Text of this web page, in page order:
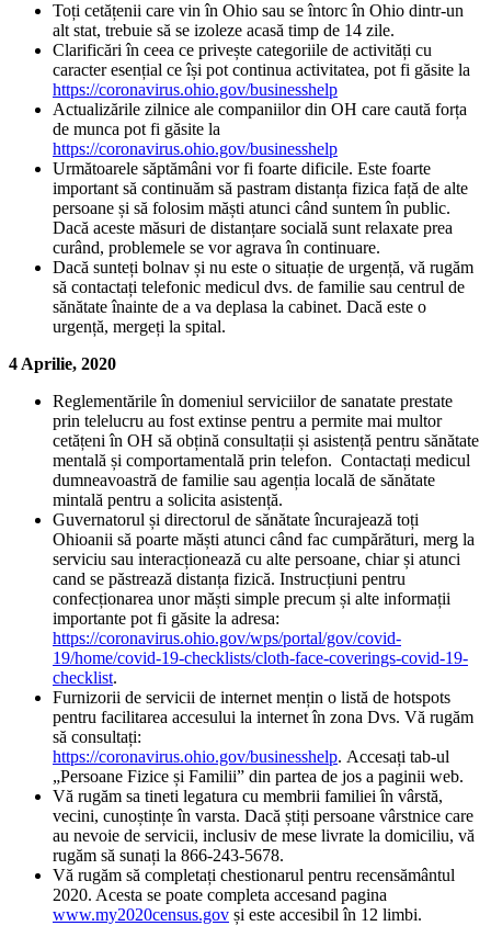
Toți cetățenii care vin în Ohio sau se întorc în Ohio dintr-un
alt stat, trebuie să se izoleze acasă timp de 14 zile.
Clarificări în ceea ce privește categoriile de activități cu
caracter esențial ce își pot continua activitatea, pot fi găsite la
https://coronavirus.ohio.gov/businesshelp
Actualizările zilnice ale companiilor din OH care caută forța
de munca pot fi găsite la
https://coronavirus.ohio.gov/businesshelp
Următoarele săptămâni vor fi foarte dificile. Este foarte
important să continuăm să pastram distanța fizica față de alte
persoane și să folosim măști atunci când suntem în public.
Dacă aceste măsuri de distanțare socială sunt relaxate prea
curând, problemele se vor agrava în continuare.
Dacă sunteți bolnav și nu este o situație de urgență, vă rugăm
să contactați telefonic medicul dvs. de familie sau centrul de
sănătate înainte de a va deplasa la cabinet. Dacă este o
urgență, mergeți la spital.
4 Aprilie, 2020
Reglementările în domeniul serviciilor de sanatate prestate
prin telelucru au fost extinse pentru a permite mai multor
cetățeni în OH să obțină consultații și asistență pentru sănătate
mentală și comportamentală prin telefon. Contactați medicul
dumneavoastră de familie sau agenția locală de sănătate
mintală pentru a solicita asistență.
Guvernatorul și directorul de sănătate încurajează toți
Ohioanii să poarte măști atunci când fac cumpărături, merg la
serviciu sau interacționează cu alte persoane, chiar și atunci
cand se păstrează distanța fizică. Instrucțiuni pentru
confecționarea unor măști simple precum și alte informații
importante pot fi găsite la adresa:
https://coronavirus.ohio.gov/wps/portal/gov/covid-
19/home/covid-19-checklists/cloth-face-coverings-covid-19-
checklist.
Furnizorii de servicii de internet mențin o listă de hotspots
pentru facilitarea accesului la internet în zona Dvs. Vă rugăm
să consultați:
https://coronavirus.ohio.gov/businesshelp. Accesați tab-ul
„Persoane Fizice și Familii” din partea de jos a paginii web.
Vă rugăm sa tineti legatura cu membrii familiei în vârstă,
vecini, cunoștințe în varsta. Dacă știți persoane vârstnice care
au nevoie de servicii, inclusiv de mese livrate la domiciliu, vă
rugăm să sunați la 866-243-5678.
Vă rugăm să completați chestionarul pentru recensământul
2020. Acesta se poate completa accesand pagina
www.my2020census.gov și este accesibil în 12 limbi.